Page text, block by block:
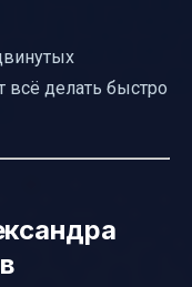
всё делать быстро